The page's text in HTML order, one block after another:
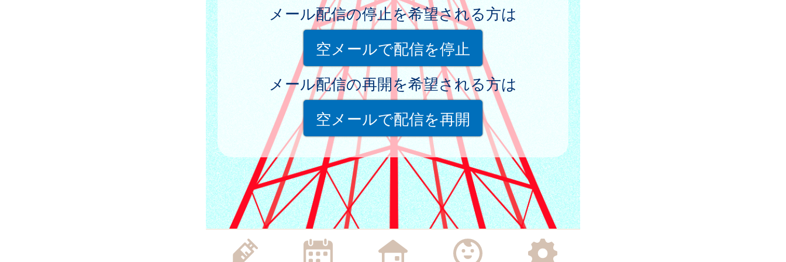
メール配信の停止を希望される方は
空メールで配信を停止
メール配信の再開を希望される方は
空メールで配信を再開